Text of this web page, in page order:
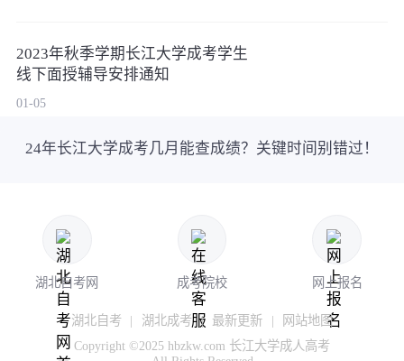
2023年秋季学期长江大学成考学生
线下面授辅导安排通知
01-05
24年长江大学成考几月能查成绩？关键时间别错过！
湖北自考网 成考院校 网上报名
湖北自考 | 湖北成考 | 最新更新 |
网站地图
Copyright ©2025 hbzkw.com 长江大学成人高考